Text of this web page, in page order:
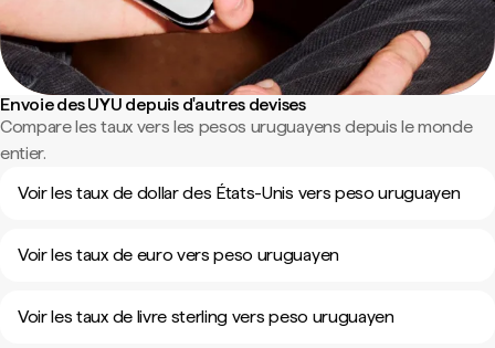
Envoie des UYU depuis d'autres devises
Compare les taux vers les pesos uruguayens depuis le monde
entier.
Voir les taux de dollar des États-Unis vers peso uruguayen
Voir les taux de euro vers peso uruguayen
Voir les taux de livre sterling vers peso uruguayen